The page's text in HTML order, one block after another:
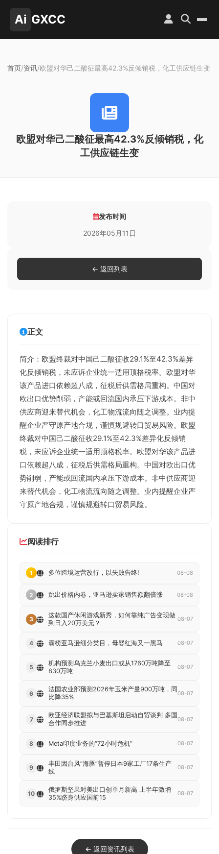
Ai GXCC
首页/资讯/欧盟对华己二酸征最高42.3%反倾销税，化工供应链生变
欧盟对华己二酸征最高42.3%反倾销税，化
工供应链生变
正文
简介：欧盟终裁对中国己二酸征收29.1%至42.3%差异
化反倾销税，未应诉企业统一适用顶格税率。欧盟对华
该产品进口依赖超八成，征税后供需格局重构。中国对
欧出口优势削弱，产能或回流国内承压下游成本。非中
供应商迎来替代机会，化工物流流向随之调整。业内提
醒企业严守原产地合规，谨慎规避转口贸易风险。欧盟
终裁对中国己二酸征收29.1%至42.3%差异化反倾销
税，未应诉企业统一适用顶格税率。欧盟对华该产品进
口依赖超八成，征税后供需格局重构。中国对欧出口优
势削弱，产能或回流国内承压下游成本。非中供应商迎
来替代机会，化工物流流向随之调整。业内提醒企业严
守原产地合规，谨慎规避转口贸易风险。
阅读排行
1 多位跨境运营改行，以失败告终! 08-08
2 跳出价格内卷，亚马逊卖家销售额翻倍涨 08-08
3
这款国产休闲游戏新秀，如何靠纯广告变现做
到日入20万美元？
08-07
4 霸榜亚马逊细分类目，母婴红海又一黑马 08-07
5
机构预测乌克兰小麦出口或从1760万吨降至
830万吨
08-07
6
法国农业部预测2026年玉米产量900万吨，同
比降35%
08-07
7
欧亚经济联盟拟与巴基斯坦启动自贸谈判 多国
合作同步推进
08-07
8 Meta印度业务的“72小时危机” 08-07
9
丰田因台风”海豚”暂停日本9家工厂17条生产
线
08-07
10
俄罗斯坚果对美出口创单月新高 上半年激增
35%跻身供应国前15
08-07
← 返回资讯列表
发布时间
2026年05月11日
← 返回列表